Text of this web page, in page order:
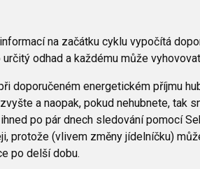
na začátku cyklu vypočítá
odhad a každému může
doporučeném energetickém příjmu
a naopak, pokud nehubnete, tak
po pár dnech sledování pomocí
protože (vlivem změny jídelníčku)
po delší dobu.